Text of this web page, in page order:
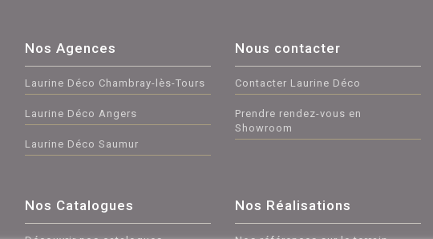
Nos Agences
Laurine Déco Chambray-lès-Tours
Laurine Déco Angers
Laurine Déco Saumur
Nous contacter
Contacter Laurine Déco
Prendre rendez-vous en
Showroom
Nos Catalogues Nos Réalisations